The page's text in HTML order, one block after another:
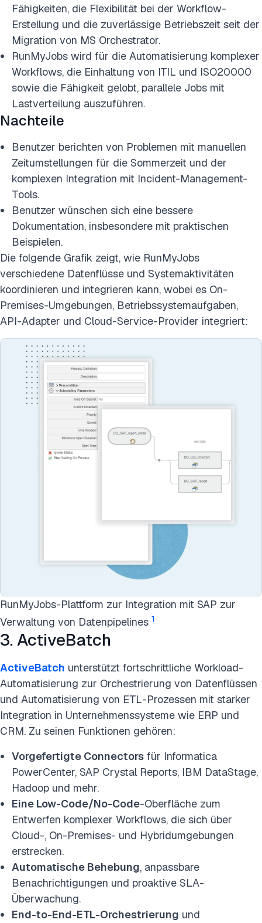
Fähigkeiten, die Flexibilität bei der Workflow-
Erstellung und die zuverlässige Betriebszeit seit der
Migration von MS Orchestrator.
RunMyJobs wird für die Automatisierung komplexer
Workflows, die Einhaltung von ITIL und ISO20000
sowie die Fähigkeit gelobt, parallele Jobs mit
Lastverteilung auszuführen.
Nachteile
Benutzer berichten von Problemen mit manuellen
Zeitumstellungen für die Sommerzeit und der
komplexen Integration mit Incident-Management-
Tools.
Benutzer wünschen sich eine bessere
Dokumentation, insbesondere mit praktischen
Beispielen.
Die folgende Grafik zeigt, wie RunMyJobs
verschiedene Datenflüsse und Systemaktivitäten
koordinieren und integrieren kann, wobei es On-
Premises-Umgebungen, Betriebssystemaufgaben,
API-Adapter und Cloud-Service-Provider integriert:
RunMyJobs-Plattform zur Integration mit SAP zur
Verwaltung von Datenpipelines 1
3. ActiveBatch
ActiveBatch unterstützt fortschrittliche Workload-
Automatisierung zur Orchestrierung von Datenflüssen
und Automatisierung von ETL-Prozessen mit starker
Integration in Unternehmenssysteme wie ERP und
CRM. Zu seinen Funktionen gehören:
Vorgefertigte Connectors für Informatica
PowerCenter, SAP Crystal Reports, IBM DataStage,
Hadoop und mehr.
Eine Low-Code/No-Code-Oberfläche zum
Entwerfen komplexer Workflows, die sich über
Cloud-, On-Premises- und Hybridumgebungen
erstrecken.
Automatische Behebung, anpassbare
Benachrichtigungen und proaktive SLA-
Überwachung.
End-to-End-ETL-Orchestrierung und